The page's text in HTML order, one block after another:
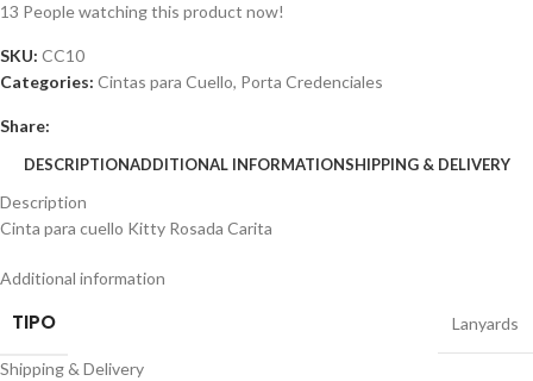
13 People watching this product now!
SKU: CC10
Categories: Cintas para Cuello, Porta Credenciales
Share:
DESCRIPTIONADDITIONAL INFORMATIONSHIPPING & DELIVERY
Description
Cinta para cuello Kitty Rosada Carita
Additional information
TIPO Lanyards
Shipping & Delivery